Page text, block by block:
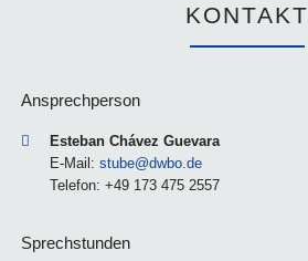
KONTAKT
Ansprechperson
Esteban Chávez Guevara
E-Mail: stube@dwbo.de
Telefon: +49 173 475 2557
Sprechstunden